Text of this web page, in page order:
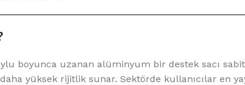
boyunca uzanan alüminyum bir destek sacı
yüksek rijitlik sunar. Sektörde kullanıcılar en